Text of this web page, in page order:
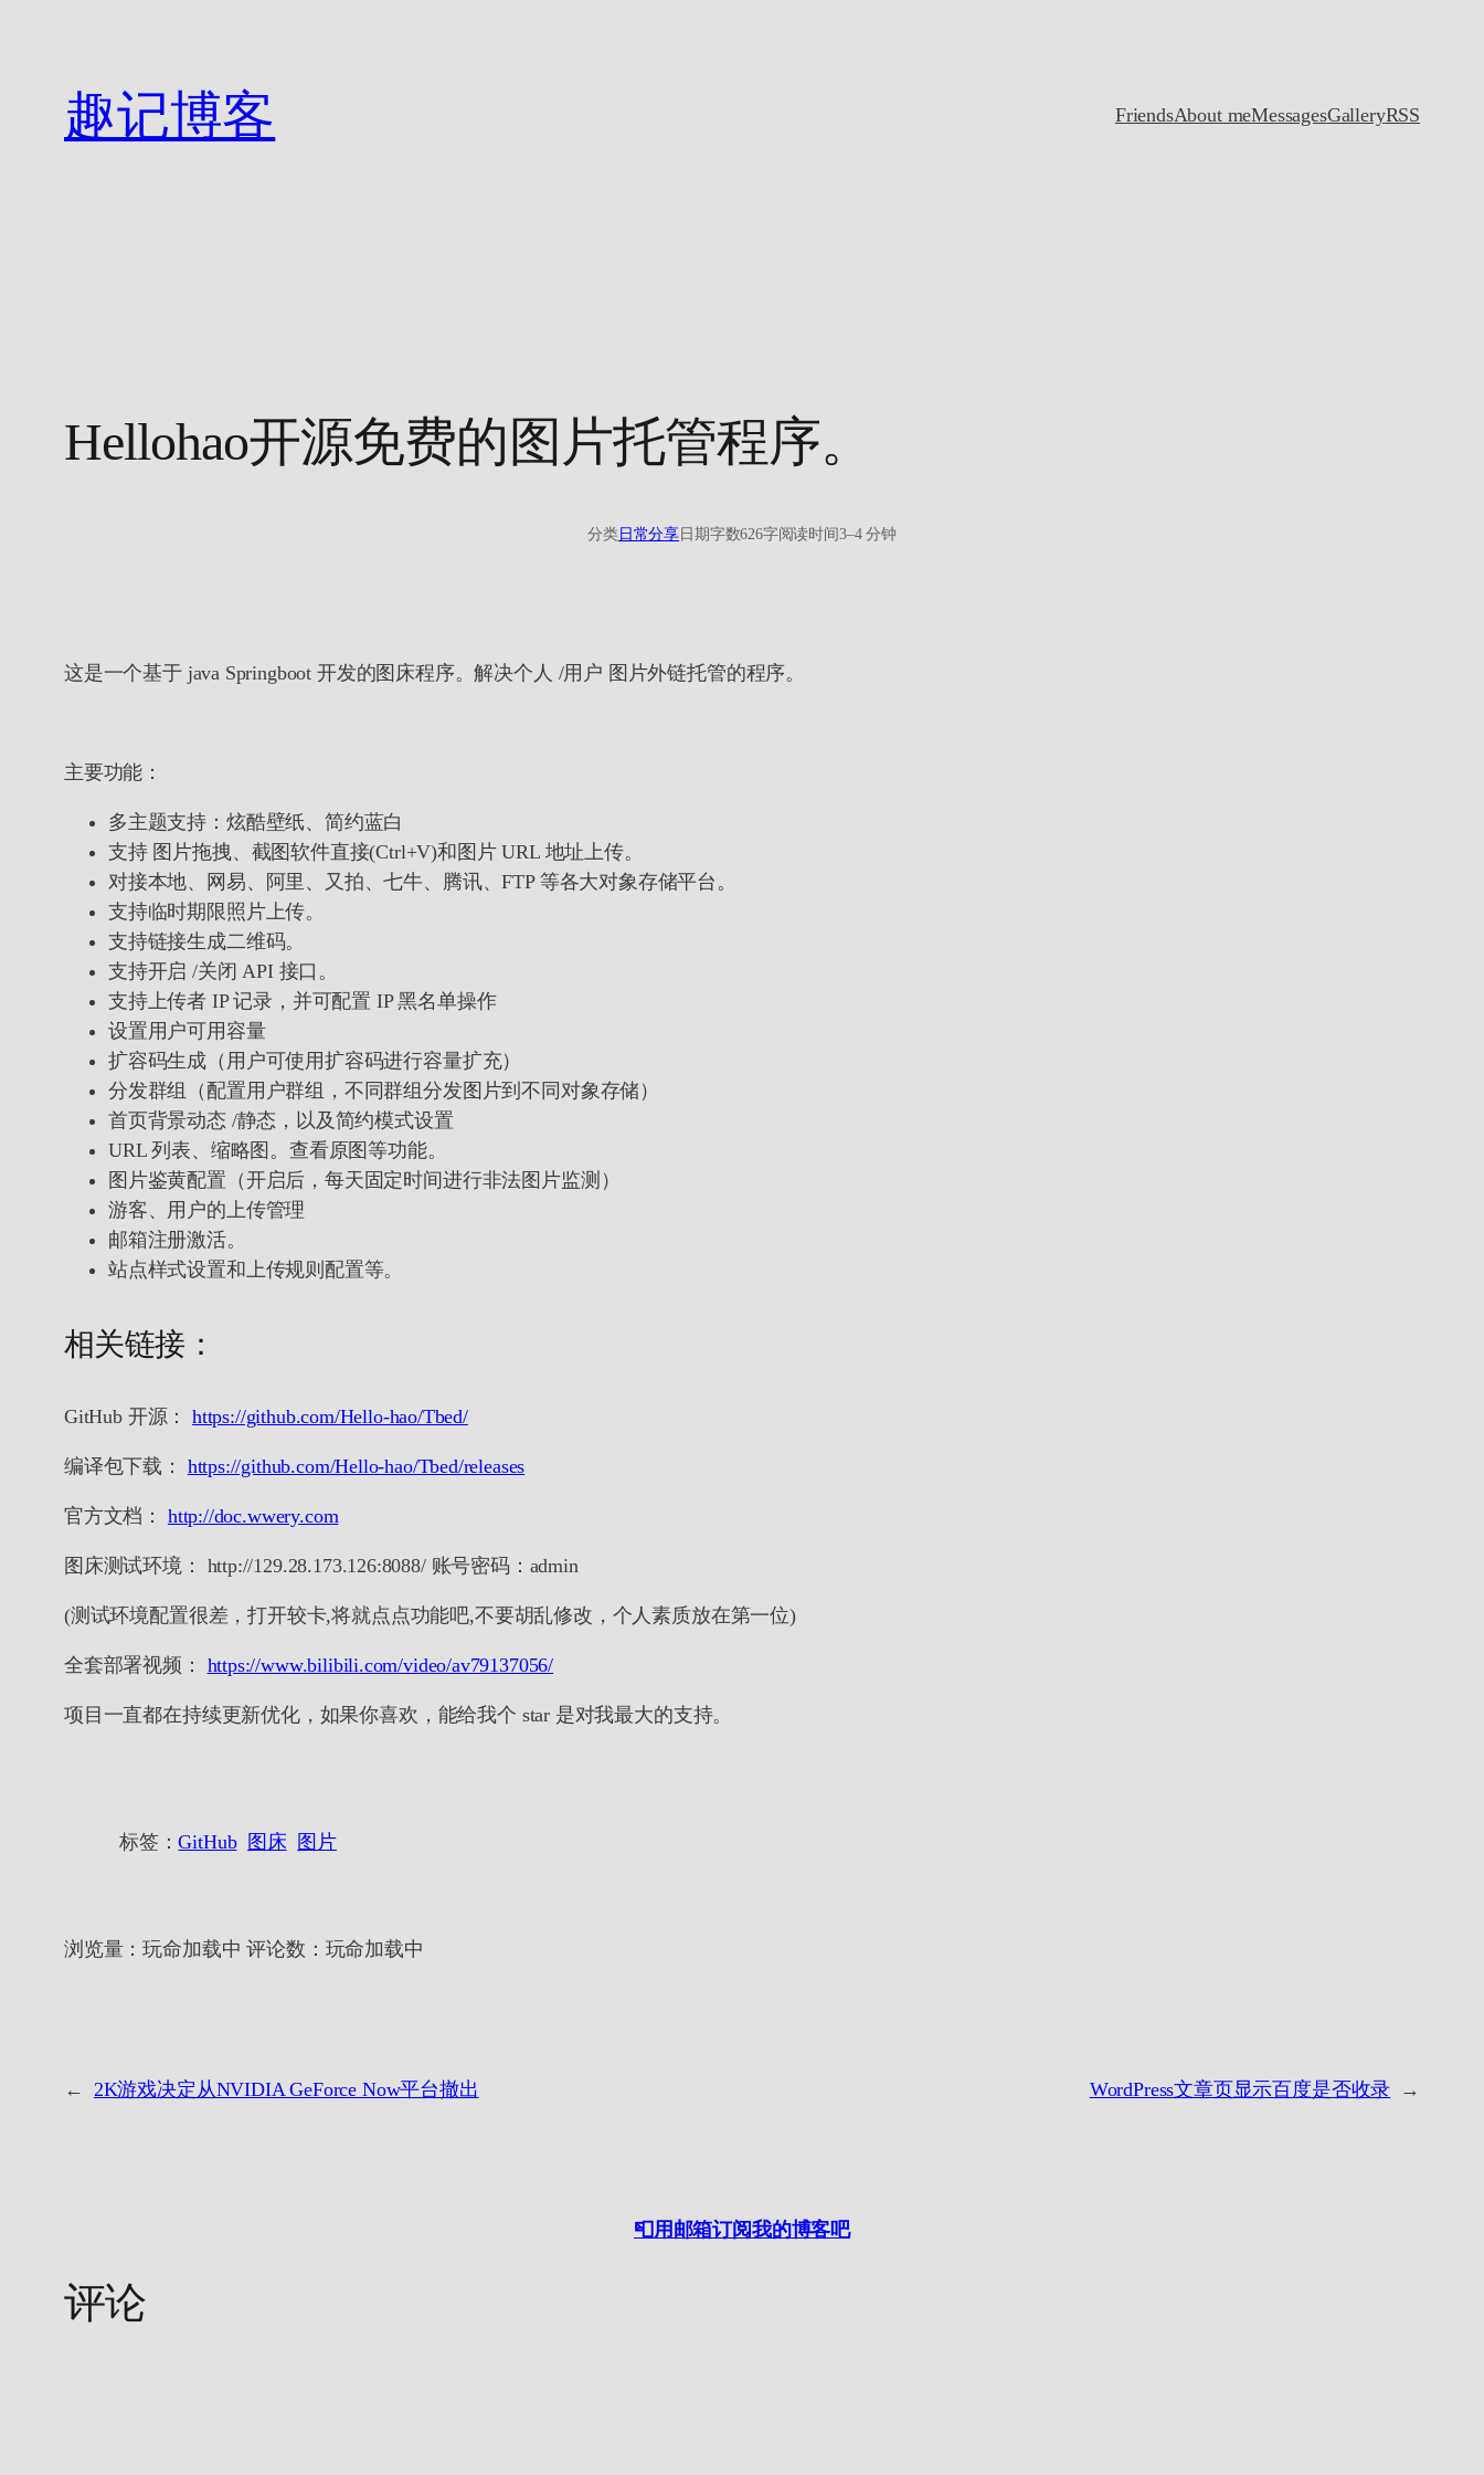
趣记博客 FriendsAbout meMessagesGalleryRSS
Hellohao开源免费的图片托管程序。
分类日常分享 日期字数626字阅读时间3–4 分钟
这是一个基于 java Springboot 开发的图床程序。解决个人 /用户 图片外链托管的程序。
主要功能：
多主题支持：炫酷壁纸、简约蓝白
支持 图片拖拽、截图软件直接(Ctrl+V)和图片 URL 地址上传。
对接本地、网易、阿里、又拍、七牛、腾讯、FTP 等各大对象存储平台。
支持临时期限照片上传。
支持链接生成二维码。
支持开启 /关闭 API 接口。
支持上传者 IP 记录，并可配置 IP 黑名单操作
设置用户可用容量
扩容码生成（用户可使用扩容码进行容量扩充）
分发群组（配置用户群组，不同群组分发图片到不同对象存储）
首页背景动态 /静态，以及简约模式设置
URL 列表、缩略图。查看原图等功能。
图片鉴黄配置（开启后，每天固定时间进行非法图片监测）
游客、用户的上传管理
邮箱注册激活。
站点样式设置和上传规则配置等。
相关链接：
GitHub 开源：https://github.com/Hello-hao/Tbed/
编译包下载： https://github.com/Hello-hao/Tbed/releases
官方文档： http://doc.wwery.com
图床测试环境： http://129.28.173.126:8088/ 账号密码：admin
(测试环境配置很差，打开较卡,将就点点功能吧,不要胡乱修改，个人素质放在第一位)
全套部署视频： https://www.bilibili.com/video/av79137056/
项目一直都在持续更新优化，如果你喜欢，能给我个 star 是对我最大的支持。
标签：GitHub 图床 图片
浏览量：玩命加载中 评论数： 玩命加载中
← 2K游戏决定从NVIDIA GeForce Now平台撤出 WordPress文章页显示百度是否收录 →
📮用邮箱订阅我的博客吧
评论